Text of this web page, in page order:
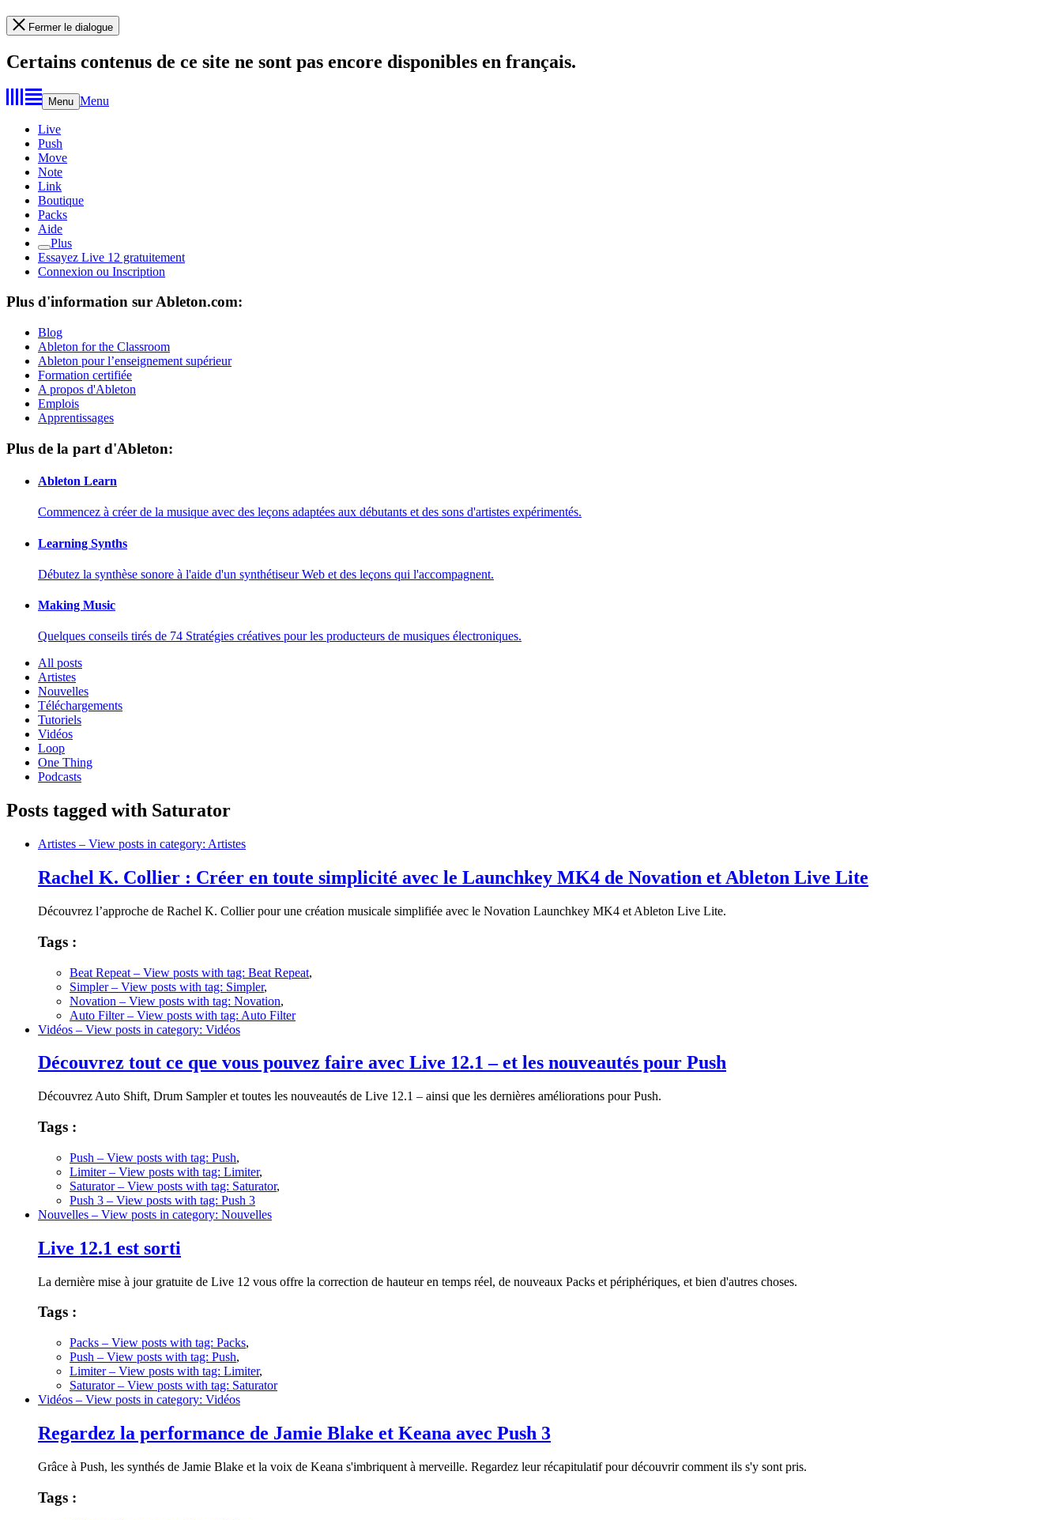
Fermer le dialogue
Certains contenus de ce site ne sont pas encore disponibles en français.
Menu Menu
Live
Push
Move
Note
Link
Boutique
Packs
Aide
Plus
Essayez Live 12 gratuitement
Connexion ou Inscription
Plus d'information sur Ableton.com:
Blog
Ableton for the Classroom
Ableton pour l’enseignement supérieur
Formation certifiée
A propos d'Ableton
Emplois
Apprentissages
Plus de la part d'Ableton:
Ableton Learn
Commencez à créer de la musique avec des leçons adaptées aux débutants et des sons d'artistes expérimentés.
Learning Synths
Débutez la synthèse sonore à l'aide d'un synthétiseur Web et des leçons qui l'accompagnent.
Making Music
Quelques conseils tirés de 74 Stratégies créatives pour les producteurs de musiques électroniques.
All posts
Artistes
Nouvelles
Téléchargements
Tutoriels
Vidéos
Loop
One Thing
Podcasts
Posts tagged with Saturator
Artistes – View posts in category: Artistes
Rachel K. Collier : Créer en toute simplicité avec le Launchkey MK4 de Novation et Ableton Live Lite
Découvrez l’approche de Rachel K. Collier pour une création musicale simplifiée avec le Novation Launchkey MK4 et Ableton Live Lite.
Tags :
Beat Repeat – View posts with tag: Beat Repeat,
Simpler– View posts with tag: Simpler,
Novation – View posts with tag: Novation,
Auto Filter– View posts with tag: Auto Filter
Vidéos – View posts in category: Vidéos
Découvrez tout ce que vous pouvez faire avec Live 12.1 – et les nouveautés pour Push
Découvrez Auto Shift, Drum Sampler et toutes les nouveautés de Live 12.1 – ainsi que les dernières améliorations pour Push.
Tags :
Push – View posts with tag: Push,
Limiter– View posts with tag: Limiter,
Saturator– View posts with tag: Saturator,
Push 3 – View posts with tag: Push 3
Nouvelles – View posts in category: Nouvelles
Live 12.1 est sorti
La dernière mise à jour gratuite de Live 12 vous offre la correction de hauteur en temps réel, de nouveaux Packs et périphériques, et bien d'autres choses.
Tags :
Packs – View posts with tag: Packs,
Push – View posts with tag: Push,
Limiter– View posts with tag: Limiter,
Saturator– View posts with tag: Saturator
Vidéos – View posts in category: Vidéos
Regardez la performance de Jamie Blake et Keana avec Push 3
Grâce à Push, les synthés de Jamie Blake et la voix de Keana s'imbriquent à merveille. Regardez leur récapitulatif pour découvrir comment ils s'y sont pris.
Tags :